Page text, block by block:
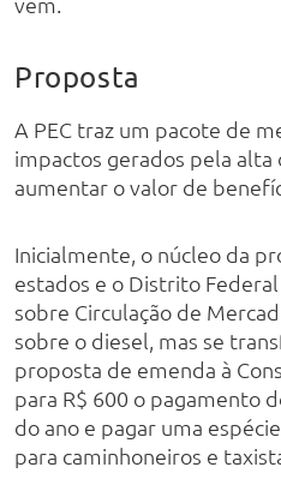
Proposta
A PEC traz um pacote de
impactos gerados pela alta
aumentar o valor de
Inicialmente, o núcleo da
estados e o Distrito
sobre Circulação de
sobre o diesel, mas se
proposta de emenda à
para R$ 600 o pagamento
do ano e pagar uma
para caminhoneiros e